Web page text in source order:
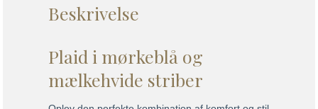
Beskrivelse
Plaid i mørkeblå og
mælkehvide striber